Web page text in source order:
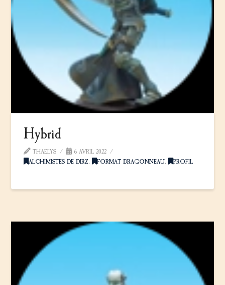
Hybrid
THAELYS
6 AVRIL 2022
ALCHIMISTES DE DIRZ, FORMAT DRAGONNEAU, PROFIL